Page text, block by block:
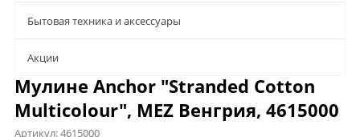
Бытовая техника и аксессуары
Aкции
Мулине Anchor "Stranded Cotton
Multicolour", MEZ Венгрия, 4615000
Артикул:4615000